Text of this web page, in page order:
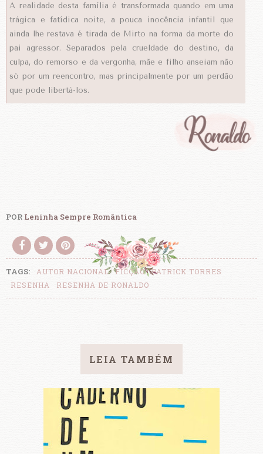
A realidade desta família é transformada quando em uma
trágica e fatídica noite, a pouca inocência infantil que
ainda lhe restava é tirada de Mirto na forma da morte do
pai agressor. Separados pela crueldade do destino, da
culpa, do remorso e da vergonha, mãe e filho anseiam não
só por um reencontro, mas principalmente por um perdão
que pode libertá-los.
POR Leninha Sempre Romântica
TAGS: AUTOR NACIONAL FICÇÃO
PATRICK TORRES
RESENHA
RESENHA DE RONALDO
LEIA TAMBÉM